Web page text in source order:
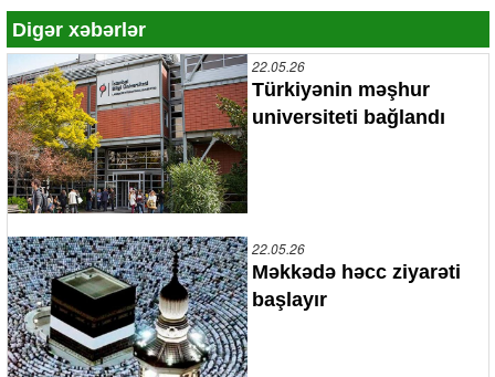
Digər xəbərlər
22.05.26
Türkiyənin məşhur
universiteti bağlandı
22.05.26
Məkkədə həcc ziyarəti
başlayır